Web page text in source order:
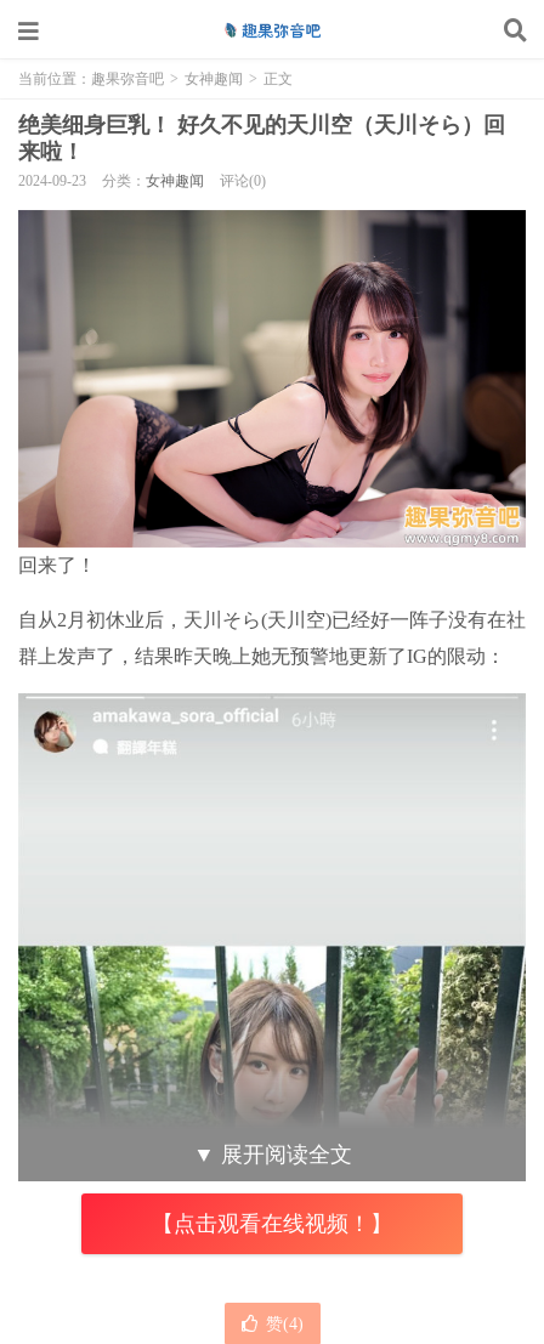
当前位置： 趣果弥音吧 > 女神趣闻 > 正文
绝美细身巨乳！ 好久不见的天川空（天川そら）回
来啦！
2024-09-23 分类： 女神趣闻 评论(0)
回来了！
自从2月初休业后，天川そら(天川空)已经好一阵子没有在社
群上发声了，结果昨天晚上她无预警地更新了IG的限动：
▼ 展开阅读全文
【点击观看在线视频！】
赞(4)